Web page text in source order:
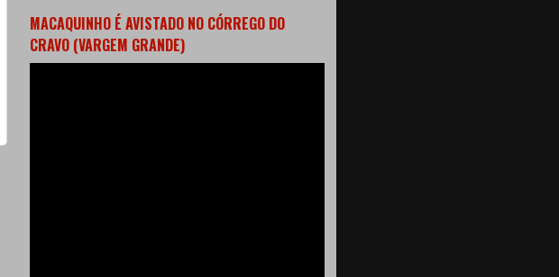
MACAQUINHO É AVISTADO NO CÓRREGO DO
CRAVO (VARGEM GRANDE)